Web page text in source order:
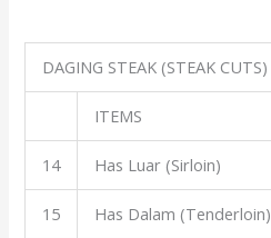
DAGING STEAK (STEAK CUTS)
ITEMS
14 Has Luar (Sirloin)
15 Has Dalam (Tenderloin)